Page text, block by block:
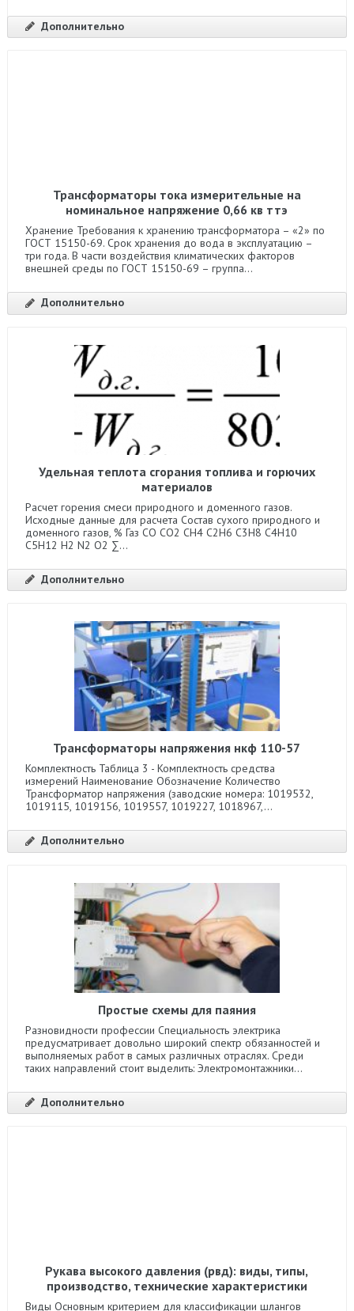
Дополнительно
Трансформаторы тока измерительные на
номинальное напряжение 0,66 кв ттэ
Хранение Требования к хранению трансформатора – «2» по
ГОСТ 15150-69. Срок хранения до вода в эксплуатацию –
три года. В части воздействия климатических факторов
внешней среды по ГОСТ 15150-69 – группа...
Дополнительно
Удельная теплота сгорания топлива и горючих
материалов
Расчет горения смеси природного и доменного газов.
Исходные данные для расчета Состав сухого природного и
доменного газов, % Газ CO CO2 CH4 C2H6 C3H8 C4H10
C5H12 H2 N2 O2 ∑...
Дополнительно
Трансформаторы напряжения нкф 110-57
Комплектность Таблица 3 - Комплектность средства
измерений Наименование Обозначение Количество
Трансформатор напряжения (заводские номера: 1019532,
1019115, 1019156, 1019557, 1019227, 1018967,...
Дополнительно
Простые схемы для паяния
Разновидности профессии Специальность электрика
предусматривает довольно широкий спектр обязанностей и
выполняемых работ в самых различных отраслях. Среди
таких направлений стоит выделить: Электромонтажники...
Дополнительно
Рукава высокого давления (рвд): виды, типы,
производство, технические характеристики
Виды Основным критерием для классификации шлангов